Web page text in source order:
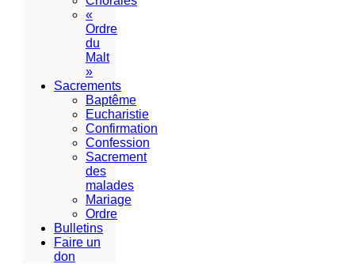
«
Ordre
du
Malt
»
Sacrements
Baptême
Eucharistie
Confirmation
Confession
Sacrement
des
malades
Mariage
Ordre
Bulletins
Faire un
don